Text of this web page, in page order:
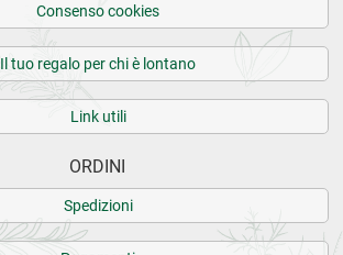
Consenso cookies
Il tuo regalo per chi è lontano
Link utili
ORDINI
Spedizioni